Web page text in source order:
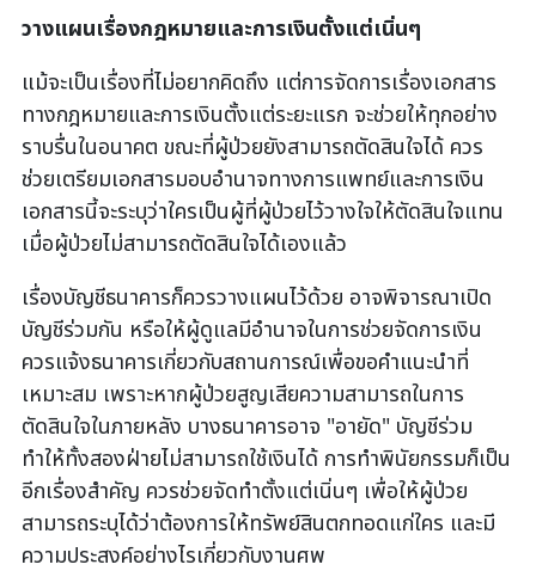
วางแผนเรื่องกฎหมายและการเงินตั้งแต่เนิ่นๆ
แม้จะเป็นเรื่องที่ไม่อยากคิดถึง แต่การจัดการเรื่องเอกสาร
ทางกฎหมายและการเงินตั้งแต่ระยะแรก จะช่วยให้ทุกอย่าง
ราบรื่นในอนาคต ขณะที่ผู้ป่วยยังสามารถตัดสินใจได้ ควร
ช่วยเตรียมเอกสารมอบอำนาจทางการแพทย์และการเงิน
เอกสารนี้จะระบุว่าใครเป็นผู้ที่ผู้ป่วยไว้วางใจให้ตัดสินใจแทน
เมื่อผู้ป่วยไม่สามารถตัดสินใจได้เองแล้ว
เรื่องบัญชีธนาคารก็ควรวางแผนไว้ด้วย อาจพิจารณาเปิด
บัญชีร่วมกัน หรือให้ผู้ดูแลมีอำนาจในการช่วยจัดการเงิน
ควรแจ้งธนาคารเกี่ยวกับสถานการณ์เพื่อขอคำแนะนำที่
เหมาะสม เพราะหากผู้ป่วยสูญเสียความสามารถในการ
ตัดสินใจในภายหลัง บางธนาคารอาจ "อายัด" บัญชีร่วม
ทำให้ทั้งสองฝ่ายไม่สามารถใช้เงินได้ การทำพินัยกรรมก็เป็น
อีกเรื่องสำคัญ ควรช่วยจัดทำตั้งแต่เนิ่นๆ เพื่อให้ผู้ป่วย
สามารถระบุได้ว่าต้องการให้ทรัพย์สินตกทอดแก่ใคร และมี
ความประสงค์อย่างไรเกี่ยวกับงานศพ